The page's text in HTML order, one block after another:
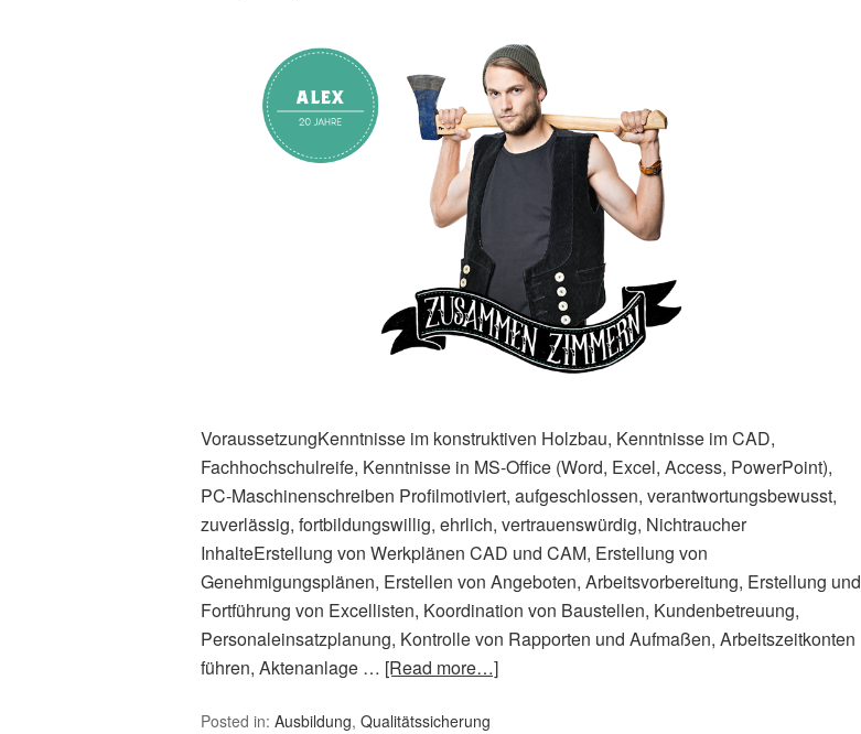
VoraussetzungKenntnisse im konstruktiven Holzbau, Kenntnisse im CAD,
Fachhochschulreife, Kenntnisse in MS-Office (Word, Excel, Access, PowerPoint),
PC-Maschinenschreiben Profilmotiviert, aufgeschlossen, verantwortungsbewusst,
zuverlässig, fortbildungswillig, ehrlich, vertrauenswürdig, Nichtraucher
InhalteErstellung von Werkplänen CAD und CAM, Erstellung von
Genehmigungsplänen, Erstellen von Angeboten, Arbeitsvorbereitung, Erstellung und
Fortführung von Excellisten, Koordination von Baustellen, Kundenbetreuung,
Personaleinsatzplanung, Kontrolle von Rapporten und Aufmaßen, Arbeitszeitkonten
führen, Aktenanlage … [Read more…]
Posted in: Ausbildung, Qualitätssicherung